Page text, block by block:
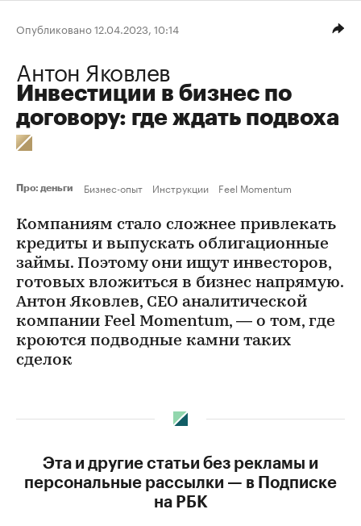
Опубликовано 12.04.2023, 10:14
Антон Яковлев
Инвестиции в бизнес по
договору: где ждать подвоха
Про: деньги Бизнес-опыт Инструкции Feel Momentum
Компаниям стало сложнее привлекать
кредиты и выпускать облигационные
займы. Поэтому они ищут инвесторов,
готовых вложиться в бизнес напрямую.
Антон Яковлев, CEO аналитической
компании Feel Momentum, — о том, где
кроются подводные камни таких
сделок
Эта и другие статьи без рекламы и
персональные рассылки — в Подписке
на РБК